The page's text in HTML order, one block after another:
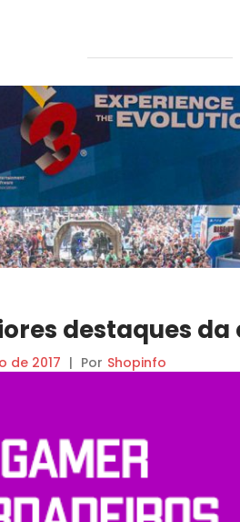
destaques
de 2017 | Por Shopinfo
a E3 2017 aconteceu entre os